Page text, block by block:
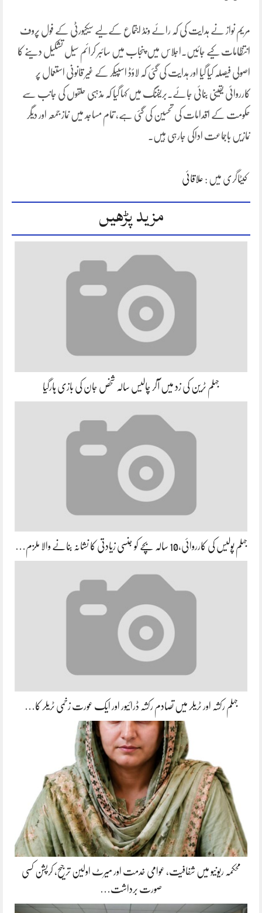
مریم نواز نے ہدایت کی کہ رائے ونڈ اجتماع کےلیے سیکیورٹی کے فول پروف
انتظامات کیے جائیں۔اجلاس میں پنجاب میں سائبر کرائم سیل تشکیل دینے کا
اصولی فیصلہ کیا گیا اور ہدایت کی گئی کہ لاؤڈ اسپیکر کے غیر قانونی استعمال پر
کارروائی یقینی بنائی جائے۔بریفنگ میں کہا گیا کہ مذہبی حلقوں کی جانب سے
حکومت کے اقدامات کی تحسین کی گئی ہے، تمام مساجد میں نماز جمعہ اور دیگر
نمازیں باجماعت اداکی جارہی ہیں۔
کیٹاگری میں : علاقائی
مزید پڑھیں
جہلم ٹرین کی زد میں آکر چالیس سالہ شخص جان کی بازی ہارگیا
جہلم پولیس کی کارروائی،10 سالہ بچے کو جنسی زیادتی کا نشانہ بنانے والا ملزم…
جہلم رکشہ اور ٹریلر میں تصادم رکشہ ڈرائیور اور ایک عورت زخمی ٹریلر کا…
محکمہ ریونیو میں شفافیت، عوامی خدمت اور میرٹ اولین ترجیح، کرپشن کسی
صورت برداشت…